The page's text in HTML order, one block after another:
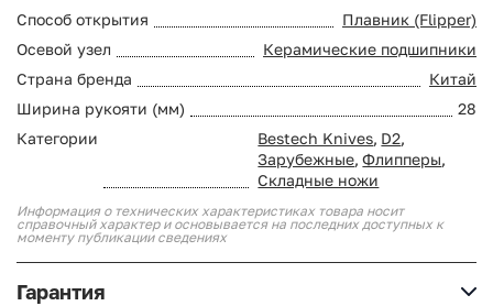
Способ открытия
Плавник (Flipper)
Осевой узел
Керамические подшипники
Страна бренда
Китай
Ширина рукояти (мм)
28
Категории
Bestech Knives, D2,
Зарубежные, Флипперы,
Складные ножи
Информация о технических характеристиках товара носит
справочный характер и основывается на последних доступных к
моменту публикации сведениях
Гарантия